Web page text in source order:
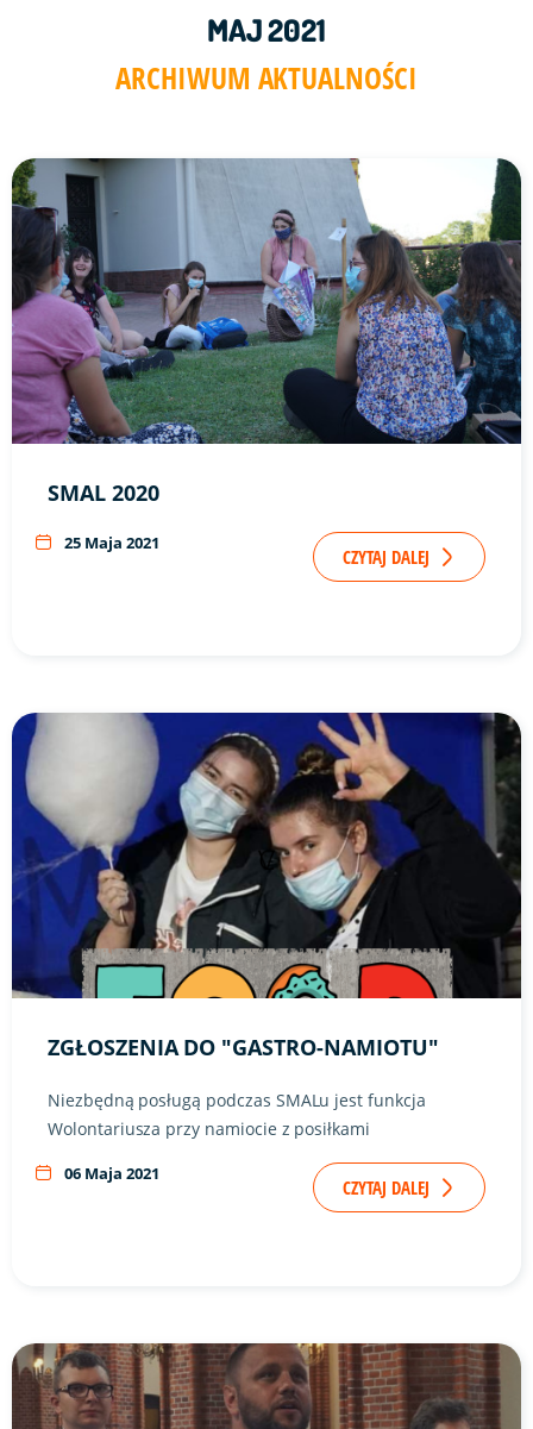
MAJ 2021
ARCHIWUM AKTUALNOŚCI
Link do artykułu "SMAL 2020" ze zdjęciem w tle
SMAL 2020
25 Maja 2021
CZYTAJ DALEJ
Link do artykułu "Zgłoszenia do "Gastro-namiotu"" ze
ZGŁOSZENIA DO "GASTRO-NAMIOTU"
Niezbędną posługą podczas SMALu jest funkcja
Wolontariusza przy namiocie z posiłkami
06 Maja 2021
CZYTAJ DALEJ
Link do artykułu "Msza Święta za Maturzystów" ze